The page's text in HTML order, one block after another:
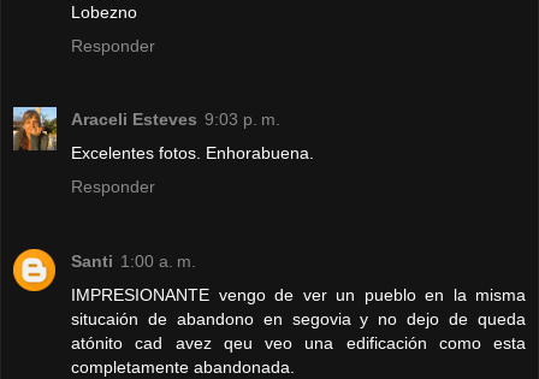
Lobezno
Responder
Araceli Esteves 9:03 p. m.
Excelentes fotos. Enhorabuena.
Responder
Santi 1:00 a. m.
IMPRESIONANTE vengo de ver un pueblo en la misma
situcaión de abandono en segovia y no dejo de queda
atónito cad avez qeu veo una edificación como esta
completamente abandonada.